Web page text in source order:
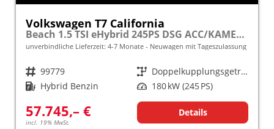
Volkswagen T7 California
Beach 1.5 TSI eHybrid 245PS DSG ACC/KAMERA/LED frei konfigurierbar!
unverbindliche Lieferzeit: 4-7 Monate Neuwagen mit Tageszulassung
Fahrzeugnr. 99779 Getriebe
Doppelkupplungsgetriebe (DSG)
Kraftstoff Hybrid Benzin Leistung 180 kW (245 PS)
57.745,– €
incl. 19% MwSt.
Details